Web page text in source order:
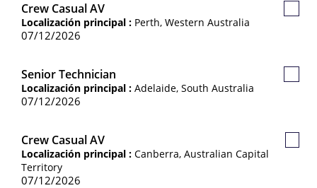
Crew Casual AV
Localización principal : Perth, Western Australia
07/12/2026
Senior Technician
Localización principal : Adelaide, South Australia
07/12/2026
Crew Casual AV
Localización principal : Canberra, Australian Capital
Territory
07/12/2026